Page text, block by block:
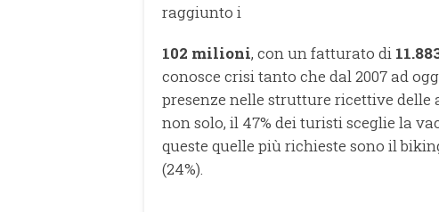
raggiunto i
102 milioni, con un fatturato di
conosce crisi tanto che dal 2007ad
presenze nelle strutture ricettive delle
non solo, il 47% dei turisti sceglie la
queste quelle più richieste sono il
(24%).